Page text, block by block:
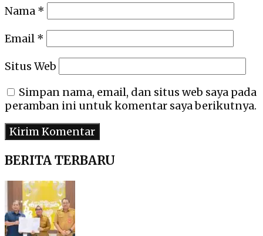
Nama *
Email *
Situs Web
Simpan nama, email, dan situs web saya pada
peramban ini untuk komentar saya berikutnya.
BERITA TERBARU